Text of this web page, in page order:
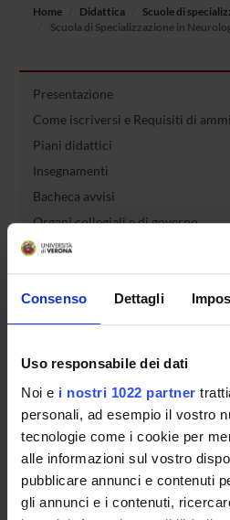
Consenso Dettagli
Uso responsabile dei dati
Noi e i nostri 1022 partner
personali, ad esempio il vostro
tecnologie come i cookie per
alle informazioni sul vostro
pubblicare annunci e contenuti
gli annunci e i contenuti,
Home Didattica
Scuole di
Scuola di Specializzazione in
Presentazione
Come iscriversi e Requisiti di
Piani didattici
Insegnamenti
Bacheca avvisi
Organi collegiali e di governo
Rete formativa
Servizio Studenti
OFFERTA FORMATIVA
SEMESTRE FILTRO
CORSI DI LAUREA
CORSI DI LAUREA MAGISTRALE